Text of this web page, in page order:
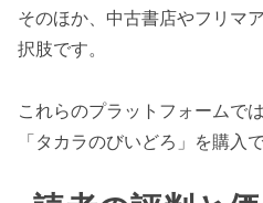
そのほか、中古書店やフリマ
択肢です。
これらのプラットフォームで
「タカラのびいどろ」を購入